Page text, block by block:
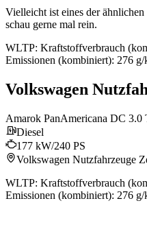
Vielleicht ist eines der
schau gerne mal rein.
WLTP: Kraftstoffverbrauch
Emissionen (kombiniert): 276
Volkswagen
Amarok PanAmericana DC
Diesel
177 kW/240 PS
Volkswagen Nutzfahrzeuge
WLTP: Kraftstoffverbrauch
Emissionen (kombiniert): 276